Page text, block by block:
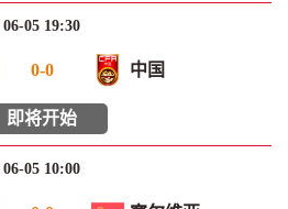
06-05 19:30
0-0 中国
即将开始
06-05 10:00